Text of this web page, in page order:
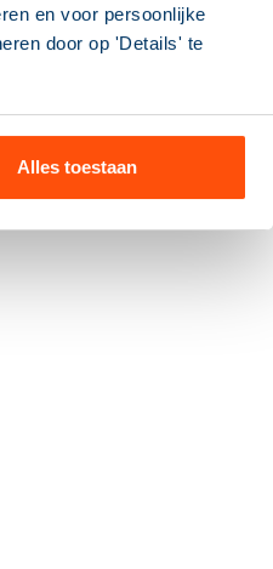
en voor persoonlijke
door op 'Details' te
Alles toestaan